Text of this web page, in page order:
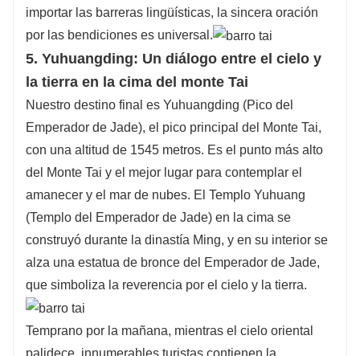
importar las barreras lingüísticas, la sincera oración
por las bendiciones es universal.
5. Yuhuangding: Un diálogo entre el cielo y
la tierra en la cima del monte Tai
Nuestro destino final es Yuhuangding (Pico del
Emperador de Jade), el pico principal del Monte Tai,
con una altitud de 1545 metros. Es el punto más alto
del Monte Tai y el mejor lugar para contemplar el
amanecer y el mar de nubes. El Templo Yuhuang
(Templo del Emperador de Jade) en la cima se
construyó durante la dinastía Ming, y en su interior se
alza una estatua de bronce del Emperador de Jade,
que simboliza la reverencia por el cielo y la tierra.
Temprano por la mañana, mientras el cielo oriental
palidece, innumerables turistas contienen la